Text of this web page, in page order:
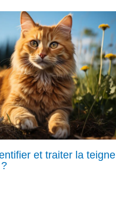
et traiter la teigne